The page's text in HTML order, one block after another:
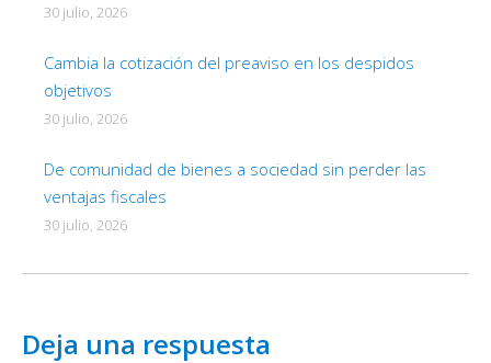
30 julio, 2026
Cambia la cotización del preaviso en los despidos
objetivos
30 julio, 2026
De comunidad de bienes a sociedad sin perder las
ventajas fiscales
30 julio, 2026
Deja una respuesta